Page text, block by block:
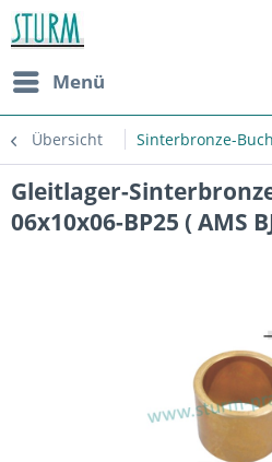
Menü
Übersicht Sinterbronze-
Gleitlager-
06x10x06-BP25 ( AMS